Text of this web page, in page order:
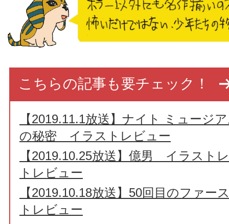
こちらの記事も要チェック！
【2019.11.1放送】ナイト ミュージ
の秘密 イラストレビュー
【2019.10.25放送】億男 イラスト
トレビュー
【2019.10.18放送】50回目のファ
トレビュー